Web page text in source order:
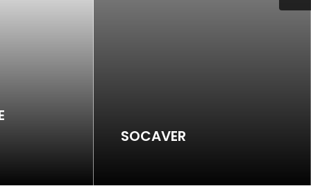
SOCAVER